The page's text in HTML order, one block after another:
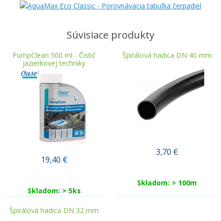
Súvisiace produkty
PumpClean 500 ml - Čistič
jazierkovej techniky
19,40 €
Skladom: > 5ks
Špirálová hadica DN 40 mm
3,70 €
Skladom: > 100m
Špirálová hadica DN 32 mm